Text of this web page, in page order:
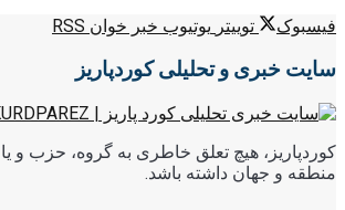
فیسبوک
توییتر یوتیوب خبر خوان RSS
سایت خبری و تحلیلی کوردپاریز
کوردپاریز، هیچ تعلق خاطری به گروه، حزب و
منطقه و جهان داشته باشد.